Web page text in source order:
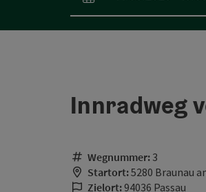
An- und Abreisefelder
Innradweg
Wegnummer: 3
Startort:5280 Braunau
Zielort: 94036 Passau